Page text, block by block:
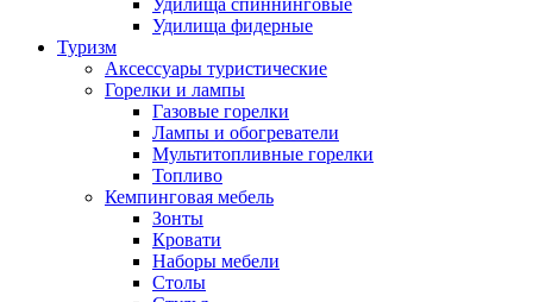
Удилища спиннинговые
Удилища фидерные
Туризм
Аксессуары туристические
Горелки и лампы
Газовые горелки
Лампы и обогреватели
Мультитопливные горелки
Топливо
Кемпинговая мебель
Зонты
Кровати
Наборы мебели
Столы